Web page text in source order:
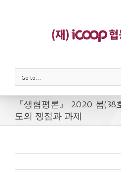
Go to...
『생협평론』 2020 봄(38
도의 쟁점과 과제